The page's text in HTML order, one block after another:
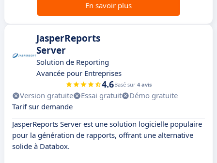
En savoir plus
JasperReports
Server
Solution de Reporting
Avancée pour Entreprises
4.6Basé sur 4 avis
Version gratuite Essai gratuit
Démo gratuite
Tarif sur demande
JasperReports Server est une solution logicielle populaire
pour la génération de rapports, offrant une alternative
solide à Databox.